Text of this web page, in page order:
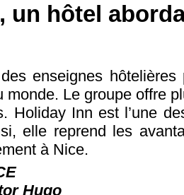
un hôtel
enseignes
monde. Le groupe offre
Holiday Inn est l’une
elle reprend les
à Nice.
Hugo